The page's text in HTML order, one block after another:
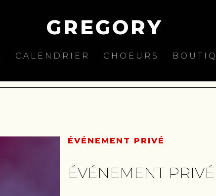
GREGORY
CALENDRIER CHOEURS
ÉVÉNEMENT PRIVÉ
ÉVÉNEMENT PRIVÉ